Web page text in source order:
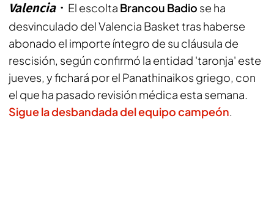
Valencia El escolta Brancou Badio se ha
desvinculado del Valencia Basket tras haberse
abonado el importe íntegro de su cláusula de
rescisión, según confirmó la entidad 'taronja' este
jueves, y fichará por el Panathinaikos griego, con
el que ha pasado revisión médica esta semana.
Sigue la desbandada del equipo campeón.